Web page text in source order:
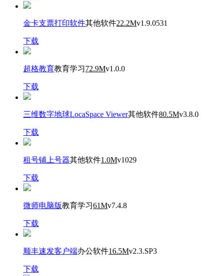
金卡支票打印软件其他软件22.2Mv1.9.0531
下载
超格教育教育学习72.9Mv1.0.0
下载
三维数字地球LocaSpace Viewer其他软件80.5Mv3.8.0
下载
租号铺上号器其他软件1.0Mv1029
下载
微师电脑版教育学习61Mv7.4.8
下载
顺丰速发客户端办公软件16.5Mv2.3.SP3
下载